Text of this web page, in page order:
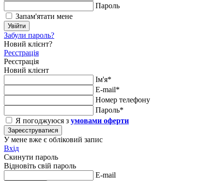
Пароль
Запам'ятати мене
Увійти
Забули пароль?
Новий клієнт?
Реєстрація
Реєстрація
Новий клієнт
Ім'я*
E-mail*
Номер телефону
Пароль*
Я погоджуюся з умовами оферти
Зареєструватися
У мене вже є обліковий запис
Вхід
Скинути пароль
Відновіть свій пароль
E-mail